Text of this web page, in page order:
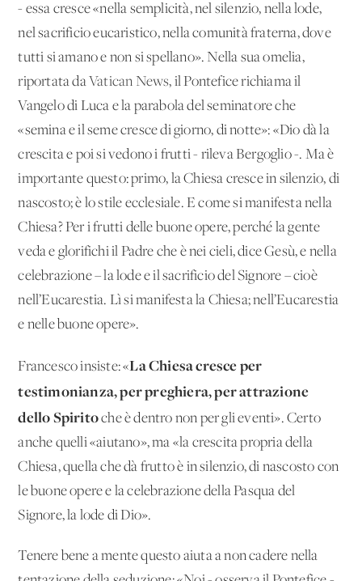
- essa cresce «nella semplicità, nel silenzio, nella lode,
nel sacrificio eucaristico, nella comunità fraterna, dove
tutti si amano e non si spellano». Nella sua omelia,
riportata daVatican News, il Pontefice richiama il
Vangelo di Luca e la parabola del seminatore che
«semina e il seme cresce di giorno, di notte»: «Dio dà la
crescita e poi si vedono i frutti - rileva Bergoglio -. Ma è
importante questo: primo, la Chiesa cresce in silenzio, di
nascosto; è lo stile ecclesiale. E come si manifesta nella
Chiesa? Per i frutti delle buone opere, perché la gente
veda e glorifichi il Padre che è nei cieli, dice Gesù, e nella
celebrazione – la lode e il sacrificio del Signore – cioè
nell’Eucarestia. Lì si manifesta la Chiesa; nell’Eucarestia
e nelle buone opere».
Francesco insiste: «La Chiesa cresce per
testimonianza, per preghiera, per attrazione
dello Spiritoche è dentro non per gli eventi». Certo
anche quelli «aiutano», ma «la crescita propria della
Chiesa, quella che dà frutto è in silenzio, di nascosto con
le buone opere e la celebrazione della Pasqua del
Signore, la lode di Dio».
Tenere bene a mente questo aiuta a non cadere nella